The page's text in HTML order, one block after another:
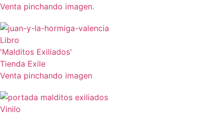
Venta pinchando imagen.
Libro
'Malditos Exiliados'
Tienda Exile
Venta pinchando imagen
Vinilo